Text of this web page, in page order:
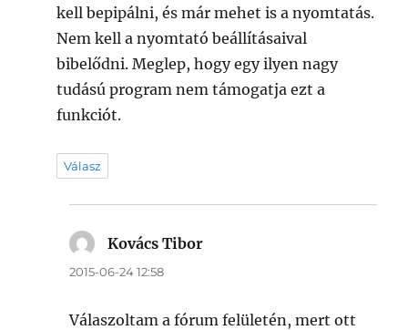
kell bepipálni, és már mehet is a nyomtatás.
Nem kell a nyomtató beállításaival
bibelődni. Meglep, hogy egy ilyen nagy
tudású program nem támogatja ezt a
funkciót.
Válasz
Kovács Tibor
2015-06-24 12:58
Válaszoltam a fórum felületén, mert ott